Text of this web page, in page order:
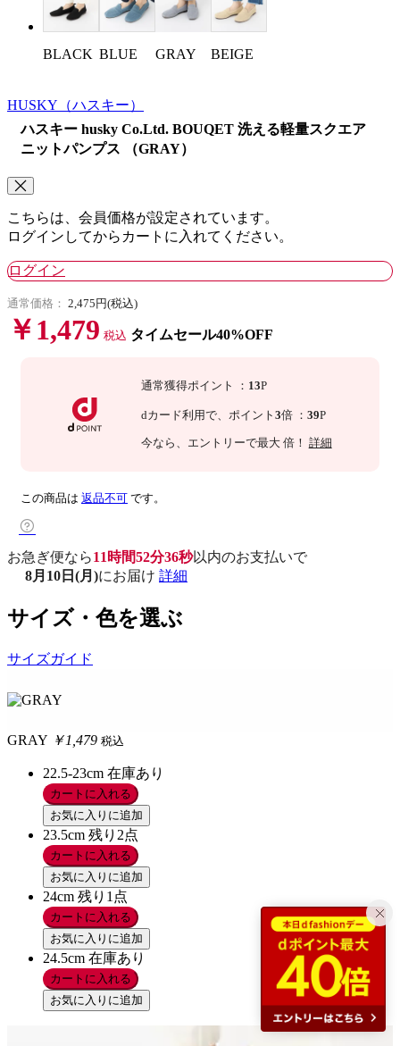
BLACK BLUE GRAY BEIGE
HUSKY （ハスキー）
ハスキー husky Co.Ltd. BOUQET 洗える軽量スクエア
ニットパンプス （GRAY）
こちらは、会員価格が設定されています。
ログインしてからカートに入れてください。
ログイン
通常価格： 2,475円(税込)
￥1,479 税込 タイムセール40%OFF
通常獲得ポイント ： 13P
dカード利用で、 ポイント 3倍 ： 39P
今なら 、エントリーで最大 倍！ 詳細
この商品は 返品不可 です。
お急ぎ便なら11時間52分35秒以内のお支払いで
8月10日(月)にお届け 詳細
サイズ・色を選ぶ
サイズガイド
GRAY ￥1,479 税込
22.5-23cm 在庫あり
カートに入れる
お気に入りに追加
23.5cm 残り2点
カートに入れる
お気に入りに追加
24cm 残り1点
カートに入れる
お気に入りに追加
24.5cm 在庫あり
カートに入れる
お気に入りに追加